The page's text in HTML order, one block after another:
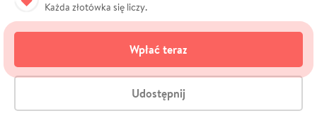
Każda złotówka się liczy.
Wpłać teraz
Udostępnij